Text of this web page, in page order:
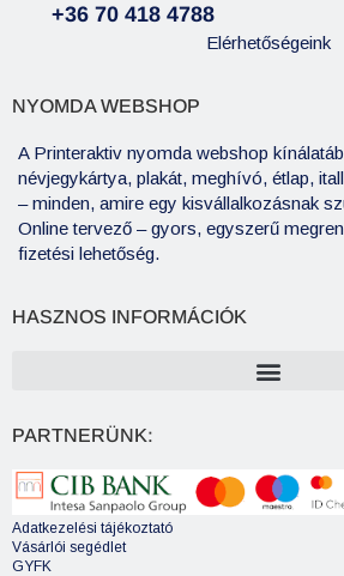
+36 70 418 4788
Elérhetőségeink
NYOMDA WEBSHOP
A Printeraktiv nyomda webshop
névjegykártya, plakát, meghívó, étlap,
– minden, amire egy kisvállalkozásnak
Online tervező – gyors, egyszerű
fizetési lehetőség.
HASZNOS INFORMÁCIÓK
PARTNERÜNK:
Adatkezelési tájékoztató
Vásárlói segédlet
GYFK